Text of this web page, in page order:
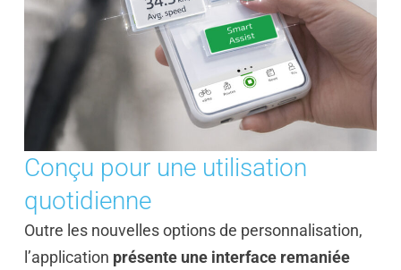
Conçu pour une utilisation
quotidienne
Outre les nouvelles options de personnalisation,
l’application présente une interface remaniée